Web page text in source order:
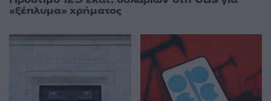
«ξέπλυμα» χρήματος